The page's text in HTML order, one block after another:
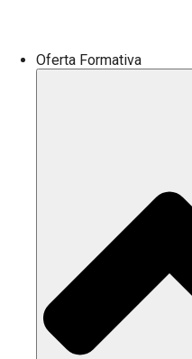
Oferta Formativa